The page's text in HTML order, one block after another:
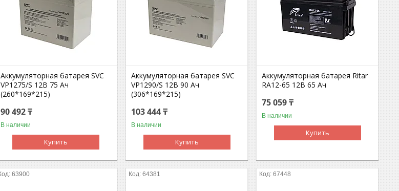
Аккумуляторная батарея SVC
VP1275/S 12В 75 Ач
(260*169*215)
90 492 ₸
В наличии
Купить
Аккумуляторная батарея SVC
VP1290/S 12В 90 Ач
(306*169*215)
103 444 ₸
В наличии
Купить
Аккумуляторная батарея Ritar
RA12-65 12В 65 Ач
75 059 ₸
В наличии
Купить
63900 64381 67448